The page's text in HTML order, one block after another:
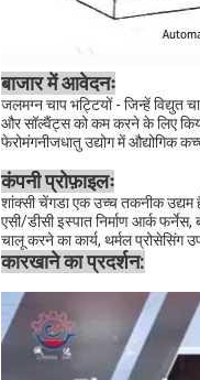
बाजार में आवेदनः
जलमग्न चाप भट्टियों - जिन्हें विद्युत
और सॉल्वैंट्स को कम करने के लिए
फेरोमंगनीजधातु उद्योग में औद्योगिक
कंपनी प्रोफ़ाइलः
शांक्सी चेंगडा एक उच्च तकनीक उद्यम
एसी/डीसी इस्पात निर्माण आर्क
चालू करने का कार्य, थर्मल प्रोसेसिंग
कारखाने का प्रदर्शन: